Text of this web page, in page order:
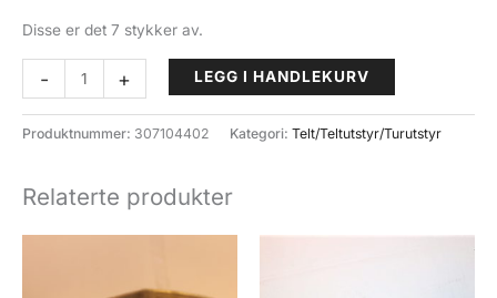
Disse er det 7 stykker av.
-
Lagstelt-
stang
side
antall
+ LEGG I HANDLEKURV
Produktnummer: 307104402 Kategori: Telt/Teltutstyr/Turutstyr
Relaterte produkter